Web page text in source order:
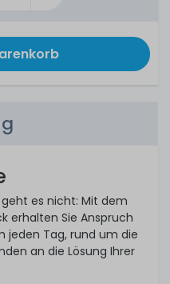
es nicht: Mit dem
erhalten Sie Anspruch
jeden Tag, rund um die
an die Lösung Ihrer